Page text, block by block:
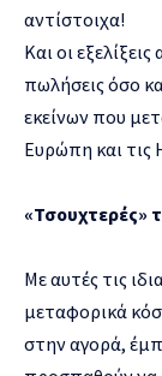
αντίστοιχα!
Και οι
πωλήσεις όσο
εκείνων που
Ευρώπη και τις
«Τσουχτερές»
Με αυτές τις
μεταφορικά
στην αγορά,